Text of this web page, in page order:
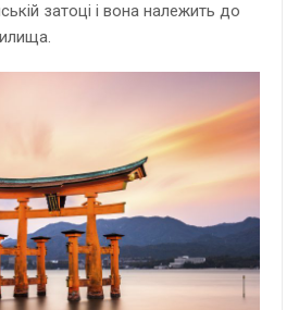
затоці і вона належить до